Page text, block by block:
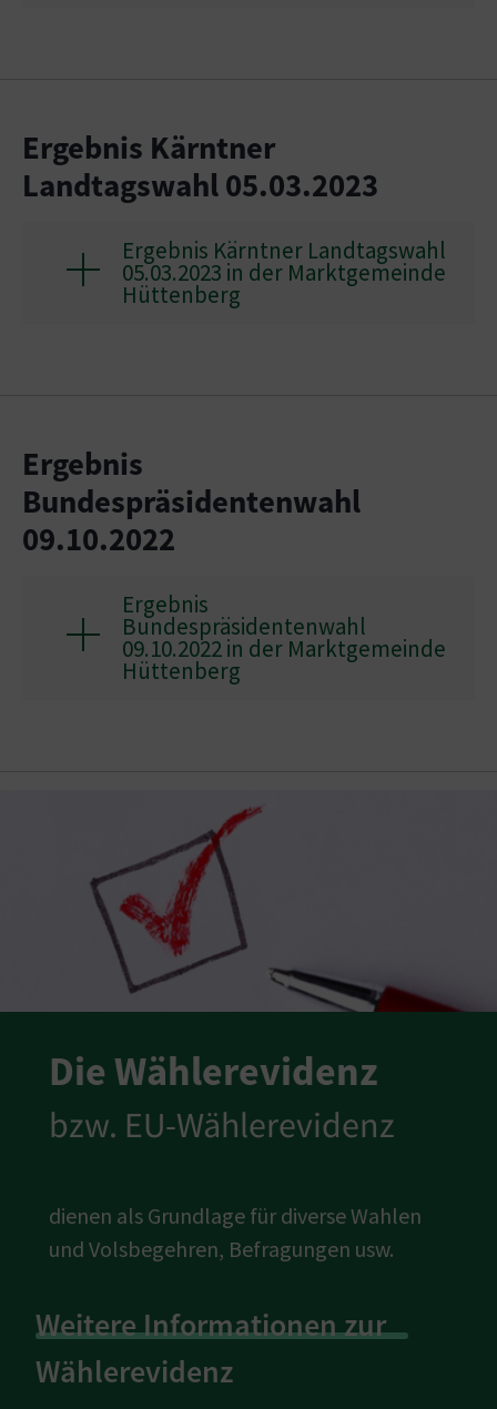
Ergebnis Kärntner
Landtagswahl 05.03.2023
Ergebnis Kärntner Landtagswahl
05.03.2023 in der Marktgemeinde
Hüttenberg
Ergebnis
Bundespräsidentenwahl
09.10.2022
Ergebnis
Bundespräsidentenwahl
09.10.2022 in der Marktgemeinde
Hüttenberg
Die Wählerevidenz
bzw. EU-Wählerevidenz
dienen als Grundlage für diverse Wahlen
und Volsbegehren, Befragungen usw.
Weitere Informationen zur
Wählerevidenz